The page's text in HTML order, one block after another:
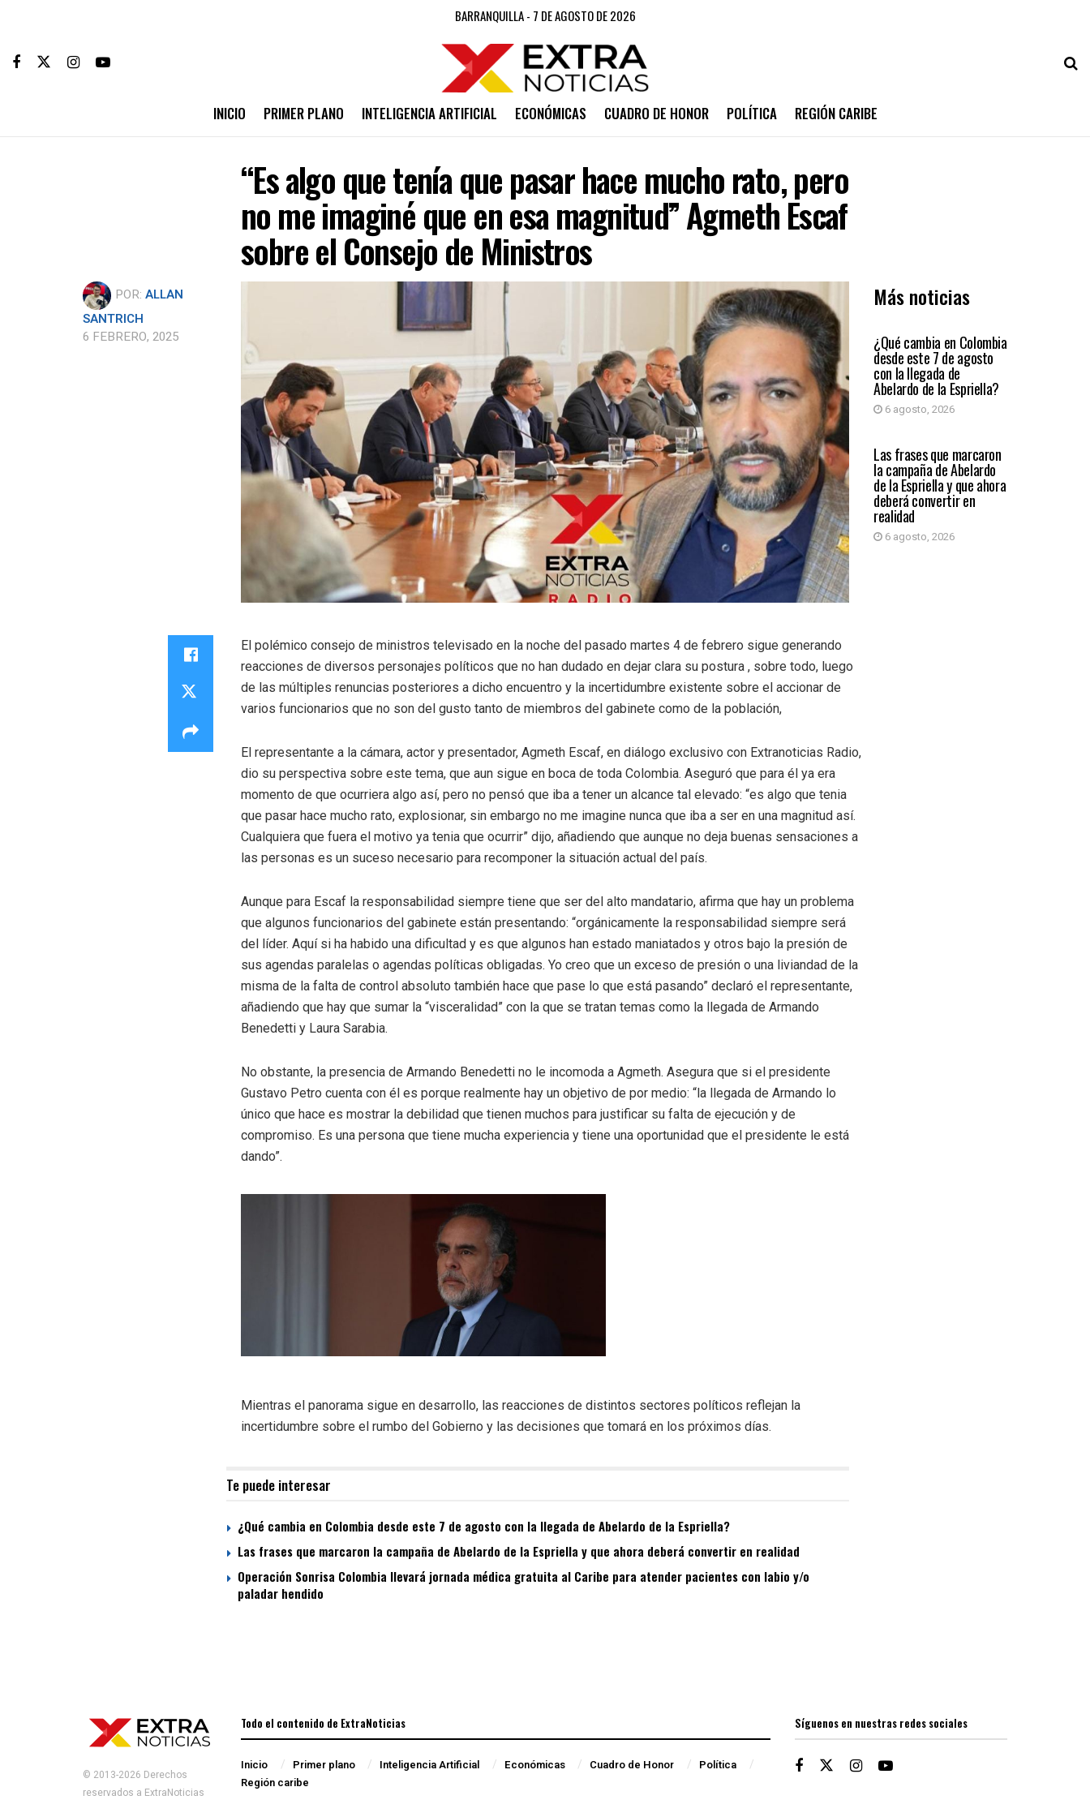
BARRANQUILLA - 7 DE AGOSTO DE 2026
INICIO PRIMER PLANO INTELIGENCIA ARTIFICIAL ECONÓMICAS CUADRO DE HONOR POLÍTICA REGIÓN CARIBE
“Es algo que tenía que pasar hace mucho rato, pero
no me imaginé que en esa magnitud” Agmeth Escaf
sobre el Consejo de Ministros
POR: ALLAN
SANTRICH
6 FEBRERO, 2025
Más noticias
PRIMER PLANO
¿Qué cambia en Colombia
desde este 7 de agosto
con la llegada de
Abelardo de la Espriella?
6 agosto, 2026
PRIMER PLANO
Las frases que marcaron
la campaña de Abelardo
de la Espriella y que ahora
deberá convertir en
realidad
6 agosto, 2026
El polémico consejo de ministros televisado en la noche del pasado martes 4 de febrero sigue generando
reacciones de diversos personajes políticos que no han dudado en dejar clara su postura , sobre todo, luego
de las múltiples renuncias posteriores a dicho encuentro y la incertidumbre existente sobre el accionar de
varios funcionarios que no son del gusto tanto de miembros del gabinete como de la población,
El representante a la cámara, actor y presentador, Agmeth Escaf, en diálogo exclusivo con Extranoticias Radio,
dio su perspectiva sobre este tema, que aun sigue en boca de toda Colombia. Aseguró que para él ya era
momento de que ocurriera algo así, pero no pensó que iba a tener un alcance tal elevado: “es algo que tenia
que pasar hace mucho rato, explosionar, sin embargo no me imagine nunca que iba a ser en una magnitud así.
Cualquiera que fuera el motivo ya tenia que ocurrir” dijo, añadiendo que aunque no deja buenas sensaciones a
las personas es un suceso necesario para recomponer la situación actual del país.
Aunque para Escaf la responsabilidad siempre tiene que ser del alto mandatario, afirma que hay un problema
que algunos funcionarios del gabinete están presentando: “orgánicamente la responsabilidad siempre será
del líder. Aquí si ha habido una dificultad y es que algunos han estado maniatados y otros bajo la presión de
sus agendas paralelas o agendas políticas obligadas. Yo creo que un exceso de presión o una liviandad de la
misma de la falta de control absoluto también hace que pase lo que está pasando” declaró el representante,
añadiendo que hay que sumar la “visceralidad” con la que se tratan temas como la llegada de Armando
Benedetti y Laura Sarabia.
No obstante, la presencia de Armando Benedetti no le incomoda a Agmeth. Asegura que si el presidente
Gustavo Petro cuenta con él es porque realmente hay un objetivo de por medio: “la llegada de Armando lo
único que hace es mostrar la debilidad que tienen muchos para justificar su falta de ejecución y de
compromiso. Es una persona que tiene mucha experiencia y tiene una oportunidad que el presidente le está
dando”.
Mientras el panorama sigue en desarrollo, las reacciones de distintos sectores políticos reflejan la
incertidumbre sobre el rumbo del Gobierno y las decisiones que tomará en los próximos días.
Te puede interesar
¿Qué cambia en Colombia desde este 7 de agosto con la llegada de Abelardo de la Espriella?
Las frases que marcaron la campaña de Abelardo de la Espriella y que ahora deberá convertir en realidad
Operación Sonrisa Colombia llevará jornada médica gratuita al Caribe para atender pacientes con labio y/o
paladar hendido
© 2013-2026 Derechos
reservados a ExtraNoticias
Todo el contenido de ExtraNoticias
Inicio Primer plano Inteligencia Artificial Económicas Cuadro de Honor
Política
Región caribe
Síguenos en nuestras redes sociales